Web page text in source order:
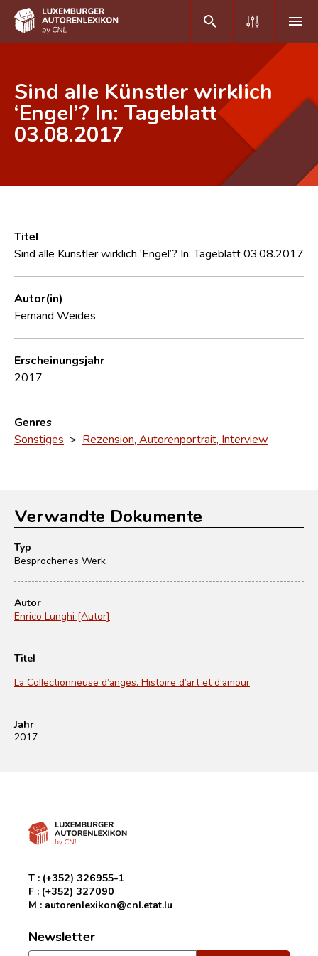
DE FR
Home
Erweiterte Suche
CNL
Forschungsgruppe
Kontakt
Sind alle Künstler wirklich
‘Engel’? In: Tageblatt
03.08.2017
Titel
Sind alle Künstler wirklich ‘Engel’? In: Tageblatt 03.08.2017
Autor(in)
Fernand Weides
Erscheinungsjahr
2017
Genres
Sonstiges > Rezension, Autorenportrait, Interview
Verwandte Dokumente
Typ
Besprochenes Werk
Autor
Enrico Lunghi [Autor]
Titel
La Collectionneuse d’anges. Histoire d’art et d’amour
Jahr
2017
T : (+352) 326955-1
F : (+352) 327090
M : autorenlexikon@cnl.etat.lu
Newsletter